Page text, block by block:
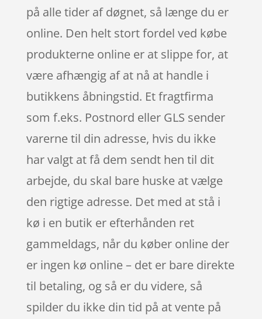
på alle tider af døgnet, så længe du er
online. Den helt stort fordel ved købe
produkterne online er at slippe for, at
være afhængig af at nå at handle i
butikkens åbningstid. Et fragtfirma
som f.eks. Postnord eller GLS sender
varerne til din adresse, hvis du ikke
har valgt at få dem sendt hen til dit
arbejde, du skal bare huske at vælge
den rigtige adresse. Det med at stå i
kø i en butik er efterhånden ret
gammeldags, når du køber online der
er ingen kø online – det er bare direkte
til betaling, og så er du videre, så
spilder du ikke din tid på at vente på